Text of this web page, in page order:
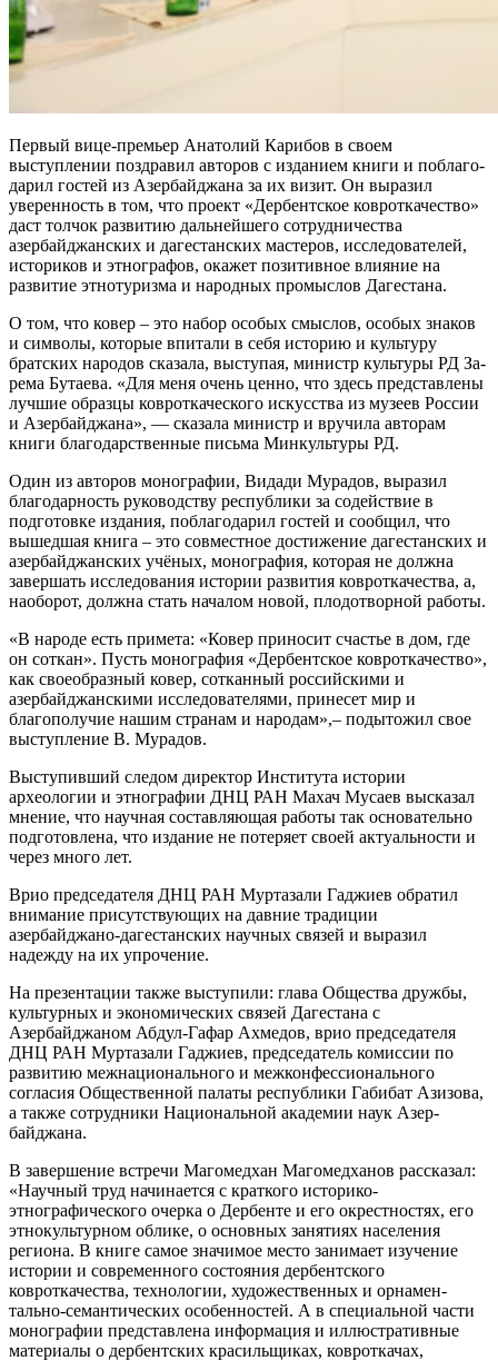
Первый вице-премьер Анатолий Ка­рибов в своем
выступлении поздравил авторов с изданием книги и поблаго­
дарил гостей из Азербайджана за их визит. Он выразил
уверенность в том, что проект «Дербентское ковроткаче­ство»
даст толчок развитию дальней­шего сотрудничества
азербайджанских и дагестанских мастеров, исследова­телей,
историков и этнографов, ока­жет позитивное влияние на
развитие этнотуризма и народных промыслов Дагестана.
О том, что ковер – это набор осо­бых смыслов, особых знаков
и симво­лы, которые впитали в себя историю и культуру
братских народов сказала, выступая, министр культуры РД За­
рема Бутаева. «Для меня очень цен­но, что здесь представлены
лучшие образцы ковроткаческого искусства из музеев России
и Азербайджана», — сказала министр и вручила авто­рам
книги благодарственные письма Минкультуры РД.
Один из авторов монографии, Вида­ди Мурадов, выразил
благодарность руководству республики за содей­ствие в
подготовке издания, поблаго­дарил гостей и сообщил, что
вышед­шая книга – это совместное достиже­ние дагестанских и
азербайджанских учёных, монография, которая не долж­на
завершать исследования истории развития ковроткачества, а,
наоборот, должна стать началом новой, плодот­ворной работы.
«В народе есть примета: «Ковер приносит счастье в дом, где
он со­ткан». Пусть монография «Дербент­ское ковроткачество»,
как своеобраз­ный ковер, сотканный российскими и
азербайджанскими исследователями, принесет мир и
благополучие нашим странам и народам»,– подытожил свое
выступление В. Мурадов.
Выступивший следом директор Института истории
археологии и этно­графии ДНЦ РАН Махач Мусаев выска­зал
мнение, что научная составляющая работы так основательно
подготовле­на, что издание не потеряет своей ак­туальности и
через много лет.
Врио председателя ДНЦ РАН Мур­тазали Гаджиев обратил
внимание присутствующих на давние традиции
азербайджано-дагестанских науч­ных связей и выразил
надежду на их упрочение.
На презентации также выступили: глава Общества дружбы,
культурных и экономических связей Дагестана с
Азербайджаном Абдул-Гафар Ахме­дов, врио председателя
ДНЦ РАН Мур­тазали Гаджиев, председатель комис­сии по
развитию межнационального и межконфессионального
согласия Общественной палаты республики Габибат Азизова,
а также сотрудники Национальной академии наук Азер­
байджана.
В завершение встречи Магомедхан Магомедханов рассказал:
«Научный труд начинается с краткого историко-
этнографического очерка о Дербенте и его окрестностях, его
этнокуль­турном облике, о основных занятиях населения
региона. В книге самое значимое место занимает изучение
истории и современного состояния дербентского
ковроткачества, техно­логии, художественных и орнамен­
тально-семантических особенностей. А в специальной части
монографии представлена информация и иллю­стративные
материалы о дербентских красильщиках, ковроткачах,